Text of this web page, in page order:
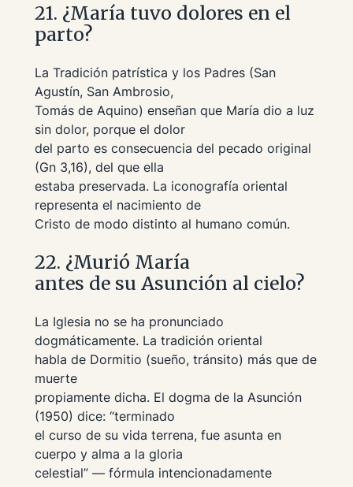
21. ¿María tuvo dolores en el
parto?
La Tradición patrística y los Padres (San
Agustín, San Ambrosio,
Tomás de Aquino) enseñan que María dio a luz
sin dolor, porque el dolor
del parto es consecuencia del pecado original
(Gn 3,16), del que ella
estaba preservada. La iconografía oriental
representa el nacimiento de
Cristo de modo distinto al humano común.
22. ¿Murió María
antes de su Asunción al cielo?
La Iglesia no se ha pronunciado
dogmáticamente. La tradición oriental
habla de Dormitio (sueño, tránsito) más que de
muerte
propiamente dicha. El dogma de la Asunción
(1950) dice: “terminado
el curso de su vida terrena, fue asunta en
cuerpo y alma a la gloria
celestial”— fórmula intencionadamente